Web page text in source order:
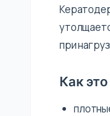
при
Как